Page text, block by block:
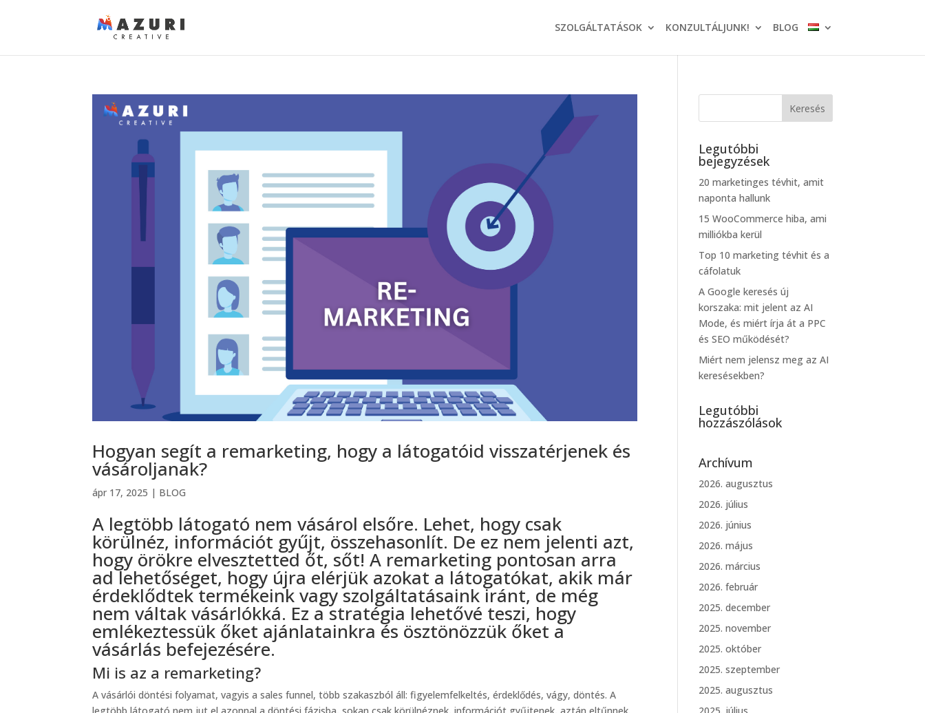
SZOLGÁLTATÁSOK KONZULTÁLJUNK! BLOG
Hogyan segít a remarketing, hogy a látogatóid visszatérjenek és
vásároljanak?
ápr 17, 2025 | BLOG
A legtöbb látogató nem vásárol elsőre. Lehet, hogy csak
körülnéz, információt gyűjt, összehasonlít. De ez nem jelenti azt,
hogy örökre elvesztetted őt, sőt! A remarketing pontosan arra
ad lehetőséget, hogy újra elérjük azokat a látogatókat, akik már
érdeklődtek termékeink vagy szolgáltatásaink iránt, de még
nem váltak vásárlókká. Ez a stratégia lehetővé teszi, hogy
emlékeztessük őket ajánlatainkra és ösztönözzük őket a
vásárlás befejezésére.
Mi is az a remarketing?
A vásárlói döntési folyamat, vagyis a sales funnel, több szakaszból áll: figyelemfelkeltés, érdeklődés, vágy, döntés. A
Legutóbbi
bejegyzések
20 marketinges tévhit, amit
naponta hallunk
15 WooCommerce hiba, ami
milliókba kerül
Top 10 marketing tévhit és a
cáfolatuk
A Google keresés új
korszaka: mit jelent az AI
Mode, és miért írja át a PPC
és SEO működését?
Miért nem jelensz meg az AI
keresésekben?
Legutóbbi
hozzászólások
Archívum
2026. augusztus
2026. július
2026. június
2026. május
2026. március
2026. február
2025. december
2025. november
2025. október
2025. szeptember
2025. augusztus